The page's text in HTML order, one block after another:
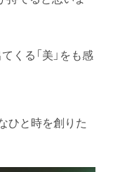
くる「美」をも感
ひと時を創りた